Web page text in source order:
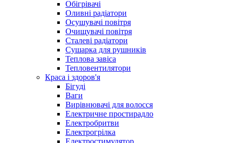
Обігрівачі
Оливні радіатори
Осушувачі повітря
Очищувачі повітря
Сталеві радіатори
Сушарка для рушників
Теплова завіса
Тепловентилятори
Краса і здоров'я
Бігуді
Ваги
Вирівнювачі для волосся
Електричне простирадло
Електробритви
Електрогрілка
Електростимулятор